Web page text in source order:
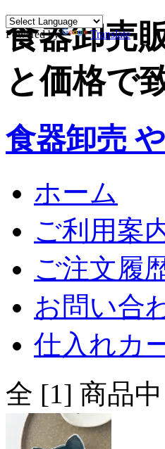
Powered by Translate
食器卸売
と価格で
食器卸売
ホーム
ご利用案
ご注文履
お問い合
仕入れカ
全 [1] 商品